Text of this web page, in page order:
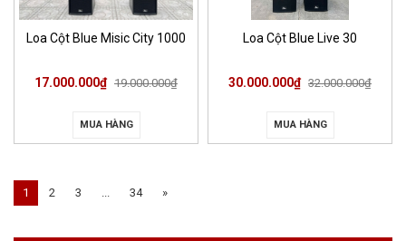
Loa Cột Blue Misic City 1000
17.000.000₫ 19.000.000₫
MUA HÀNG
Loa Cột Blue Live 30
30.000.000₫ 32.000.000₫
MUA HÀNG
1 2 3 ... 34 »